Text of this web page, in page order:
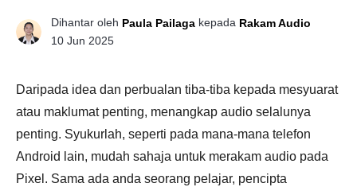
Dihantar oleh Paula Pailaga kepada Rakam Audio
10 Jun 2025
Daripada idea dan perbualan tiba-tiba kepada mesyuarat
atau maklumat penting, menangkap audio selalunya
penting. Syukurlah, seperti pada mana-mana telefon
Android lain, mudah sahaja untuk merakam audio pada
Pixel. Sama ada anda seorang pelajar, pencipta